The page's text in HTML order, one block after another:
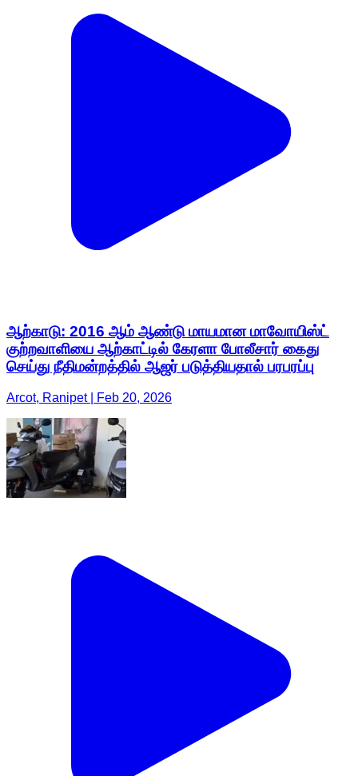
ஆற்காடு: 2016 ஆம் ஆண்டு மாயமான மாவோயிஸ்ட்
குற்றவாளியை ஆற்காட்டில் கேரளா போலீசார் கைது
செய்து நீதிமன்றத்தில் ஆஜர் படுத்தியதால் பரபரப்பு
Arcot, Ranipet | Feb 20, 2026